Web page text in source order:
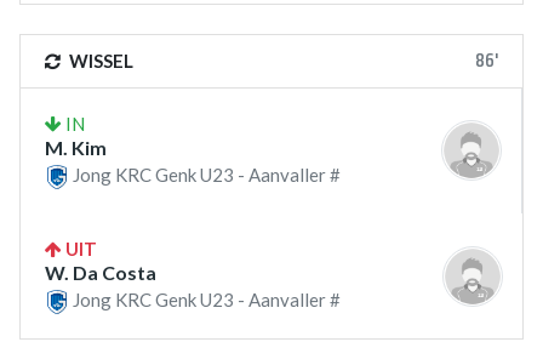
WISSEL 86'
IN
M. Kim
Jong KRC Genk U23 - Aanvaller #
UIT
W. Da Costa
Jong KRC Genk U23 - Aanvaller #